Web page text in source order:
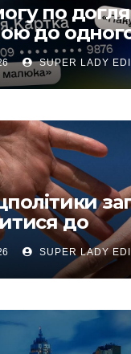
по
до
можна
про
SUPER LADY
до
SUPER LADY